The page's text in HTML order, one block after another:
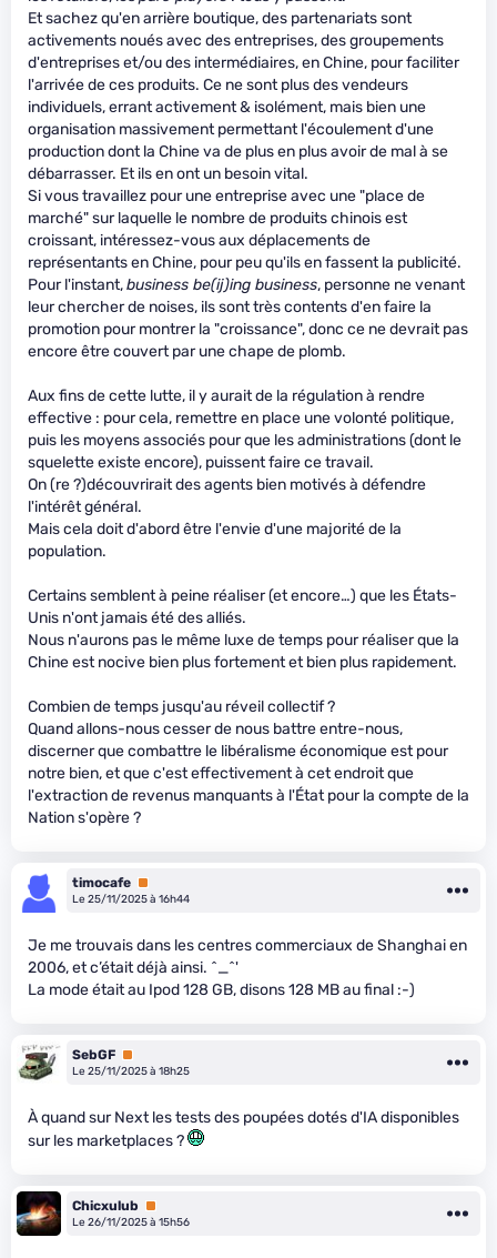
Et sachez qu'en arrière boutique, des partenariats sont
activements noués avec des entreprises, des groupements
d'entreprises et/ou des intermédiaires, en Chine, pour faciliter
l'arrivée de ces produits. Ce ne sont plus des vendeurs
individuels, errant activement & isolément, mais bien une
organisation massivement permettant l'écoulement d'une
production dont la Chine va de plus en plus avoir de mal à se
débarrasser. Et ils en ont un besoin vital.
Si vous travaillez pour une entreprise avec une "place de
marché" sur laquelle le nombre de produits chinois est
croissant, intéressez-vous aux déplacements de
représentants en Chine, pour peu qu'ils en fassent la publicité.
Pour l'instant,business be(ij)ing business, personne ne venant
leur chercher de noises, ils sont très contents d'en faire la
promotion pour montrer la "croissance", donc ce ne devrait pas
encore être couvert par une chape de plomb.
Aux fins de cette lutte, il y aurait de la régulation à rendre
effective : pour cela, remettre en place une volonté politique,
puis les moyens associés pour que les administrations (dont le
squelette existe encore), puissent faire ce travail.
On (re ?)découvrirait des agents bien motivés à défendre
l'intérêt général.
Mais cela doit d'abord être l'envie d'une majorité de la
population.
Certains semblent à peine réaliser (et encore…) que les États-
Unis n'ont jamais été des alliés.
Nous n'aurons pas le même luxe de temps pour réaliser que la
Chine est nocive bien plus fortement et bien plus rapidement.
Combien de temps jusqu'au réveil collectif ?
Quand allons-nous cesser de nous battre entre-nous,
discerner que combattre le libéralisme économique est pour
notre bien, et que c'est effectivement à cet endroit que
l'extraction de revenus manquants à l'État pour la compte de la
Nation s'opère ?
timocafe Premium
Le 25/11/2025 à 16h44
Je me trouvais dans les centres commerciaux de Shanghai en
2006, et c’était déjà ainsi. ^_^'
La mode était au Ipod 128 GB, disons 128 MB au final :-)
SebGF Premium
Le 25/11/2025 à 18h25
À quand sur Next les tests des poupées dotés d'IA disponibles
sur les marketplaces ?
Chicxulub
Premium
Le 26/11/2025 à 15h56